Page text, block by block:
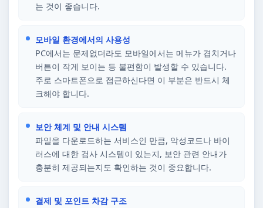
는 것이 좋습니다.
모바일 환경에서의 사용성
PC에서는 문제없더라도 모바일에서는 메뉴가 겹치거나
버튼이 작게 보이는 등 불편함이 발생할 수 있습니다.
주로 스마트폰으로 접근하신다면 이 부분은 반드시 체
크해야 합니다.
보안 체계 및 안내 시스템
파일을 다운로드하는 서비스인 만큼, 악성코드나 바이
러스에 대한 검사 시스템이 있는지, 보안 관련 안내가
충분히 제공되는지도 확인하는 것이 중요합니다.
결제 및 포인트 차감 구조